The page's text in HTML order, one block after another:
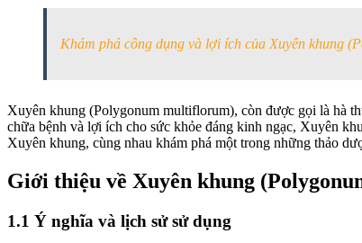
Khám phá công dụng và lợi ích của Xuyên khung
Xuyên khung (Polygonum multiflorum), còn được gọi là hà
chữa bệnh và lợi ích cho sức khỏe đáng kinh ngạc, Xuyên
Xuyên khung, cùng nhau khám phá một trong những thảo
Giới thiệu về Xuyên khung
1.1 Ý nghĩa và lịch sử sử dụng